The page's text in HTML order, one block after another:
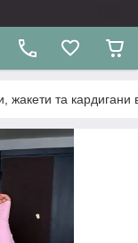
жакети та кардигани